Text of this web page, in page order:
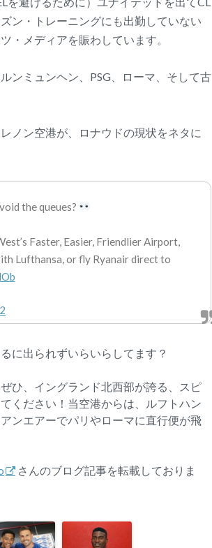
ン・トレーニングにも出勤していない
・メディアを賑わしています。
ンミュンヘン、PSG、ローマ、そして古
ノン空港が、ロナウドの現状をネタに
the queues?
Faster, Easier, Friendlier Airport,
Lufthansa, or fly Ryanair direct to
に出られずいらいらしてます？
ひ、イングランド北西部が誇る、スピ
ください！当空港からは、ルフトハン
ンエアーでパリやローマに直行便が飛
さんのブログ記事を転載しておりま